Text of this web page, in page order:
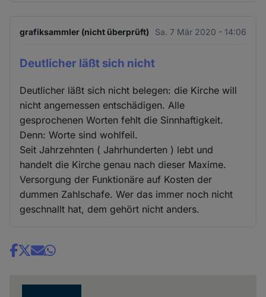
grafiksammler (nicht überprüft) Sa. 7 Mär 2020 - 14:06
Deutlicher läßt sich nicht
Deutlicher läßt sich nicht belegen: die Kirche will
nicht angemessen entschädigen. Alle
gesprochenen Worten fehlt die Sinnhaftigkeit.
Denn: Worte sind wohlfeil.
Seit Jahrzehnten ( Jahrhunderten ) lebt und
handelt die Kirche genau nach dieser Maxime.
Versorgung der Funktionäre auf Kosten der
dummen Zahlschafe. Wer das immer noch nicht
geschnallt hat, dem gehört nicht anders.
Share